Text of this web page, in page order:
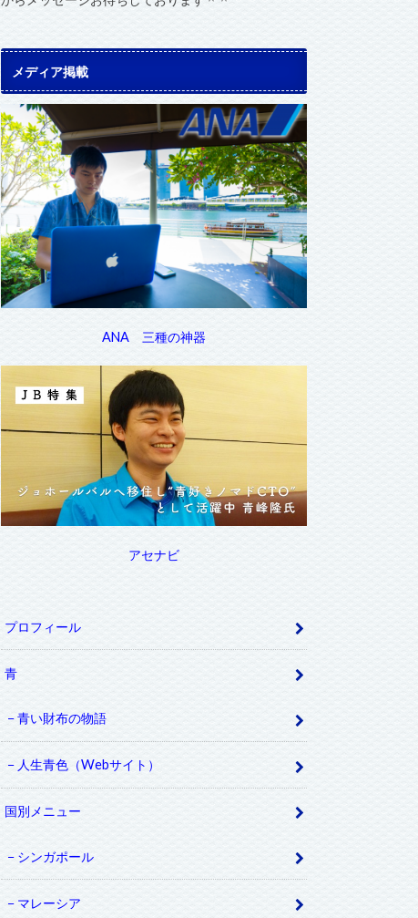
メディア掲載
ANA 三種の神器
アセナビ
プロフィール
青
青い財布の物語
人生青色（Webサイト）
国別メニュー
シンガポール
マレーシア